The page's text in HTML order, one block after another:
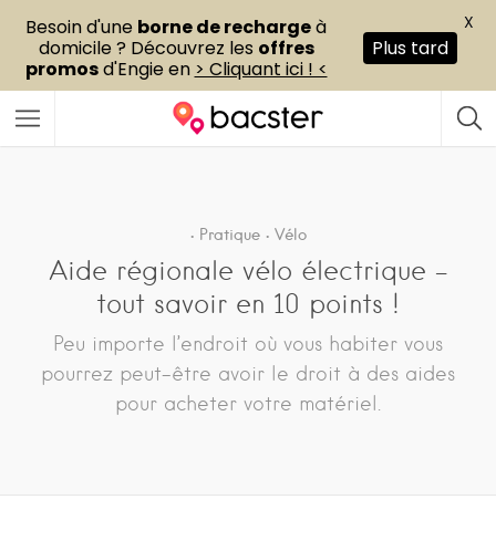
Pratique Vélo
Aide régionale vélo électrique –
tout savoir en 10 points !
Peu importe l’endroit où vous habiter vous
pourrez peut-être avoir le droit à des aides
pour acheter votre matériel.
Besoin d'une borne de rechargeà
domicile ? Découvrez les offres
promosd'Engie en > Cliquant ici ! <
Plus tard
X